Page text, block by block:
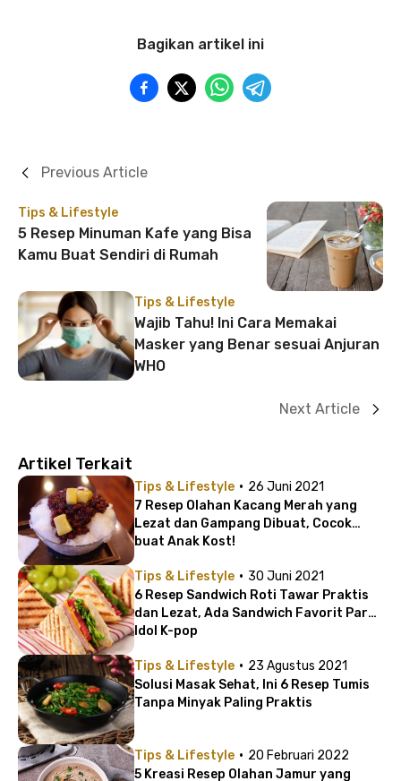
Bagikan artikel ini
Tips & Lifestyle
5 Resep Minuman Kafe yang Bisa
Kamu Buat Sendiri di Rumah
Previous Article
Tips & Lifestyle
Wajib Tahu! Ini Cara Memakai
Masker yang Benar sesuai Anjuran
WHO
Next Article
Artikel Terkait
Tips & Lifestyle · 26 Juni 2021
7 Resep Olahan Kacang Merah yang
Lezat dan Gampang Dibuat, Cocok
buat Anak Kost!
Tips & Lifestyle · 30 Juni 2021
6 Resep Sandwich Roti Tawar Praktis
dan Lezat, Ada Sandwich Favorit Para
Idol K-pop
Tips & Lifestyle · 23 Agustus 2021
Solusi Masak Sehat, Ini 6 Resep Tumis
Tanpa Minyak Paling Praktis
Tips & Lifestyle · 20 Februari 2022
5 Kreasi Resep Olahan Jamur yang